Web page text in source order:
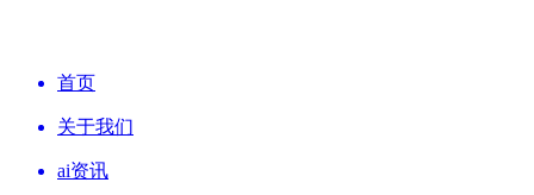
首页
关于我们
ai资讯